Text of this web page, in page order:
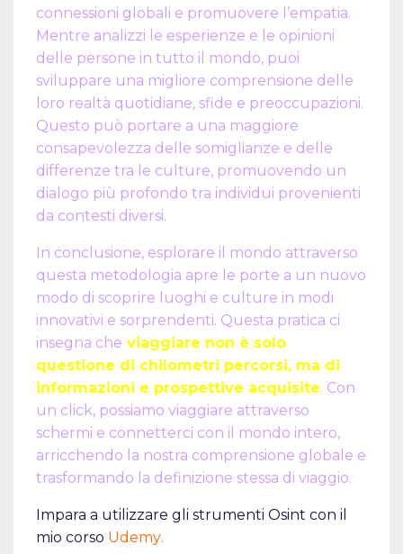
connessioni globali e promuovere l’empatia.
Mentre analizzi le esperienze e le opinioni
delle persone in tutto il mondo, puoi
sviluppare una migliore comprensione delle
loro realtà quotidiane, sfide e preoccupazioni.
Questo può portare a una maggiore
consapevolezza delle somiglianze e delle
differenze tra le culture, promuovendo un
dialogo più profondo tra individui provenienti
da contesti diversi.
In conclusione, esplorare il mondo attraverso
questa metodologia apre le porte a un nuovo
modo di scoprire luoghi e culture in modi
innovativi e sorprendenti. Questa pratica ci
insegna che viaggiare non è solo
questione di chilometri percorsi, ma di
informazioni e prospettive acquisite. Con
un click, possiamo viaggiare attraverso
schermi e connetterci con il mondo intero,
arricchendo la nostra comprensione globale e
trasformando la definizione stessa di viaggio.
Impara a utilizzare gli strumenti Osint con il
mio corso Udemy.